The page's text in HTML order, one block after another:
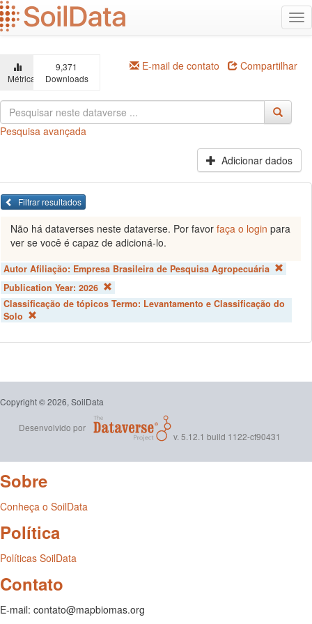
Ir
para
o
principal
Métricas
9,371
Downloads
E-mail de contato Compartilhar
Pesquisa avançada
Adicionar dados
Filtrar resultados
Não há dataverses neste dataverse. Por favor faça o login para
ver se você é capaz de adicioná-lo.
Autor Afiliação: Empresa Brasileira de Pesquisa Agropecuária
Publication Year: 2026
Classificação de tópicos Termo: Levantamento e Classificação do
Solo
Copyright © 2026, SoilData
Desenvolvido por
v. 5.12.1 build 1122-cf90431
Sobre
Conheça o SoilData
Política
Políticas SoilData
Contato
E-mail: contato@mapbiomas.org